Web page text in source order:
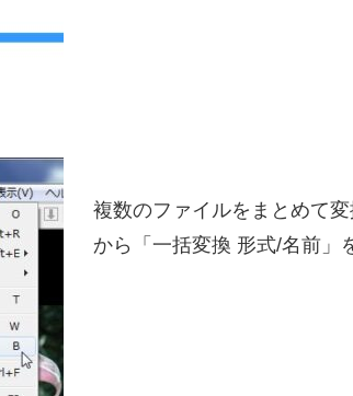
複数のファイルをまとめて
から「一括変換 形式/名前」